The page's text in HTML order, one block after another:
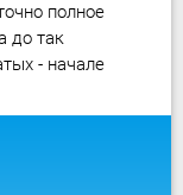
полное
до так
- начале